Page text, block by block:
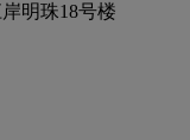
明珠18号楼